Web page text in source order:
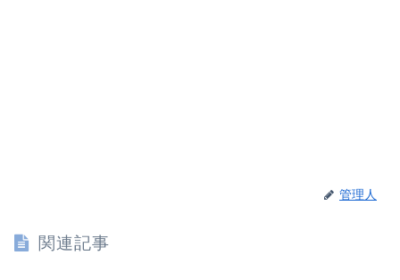
管理人
関連記事